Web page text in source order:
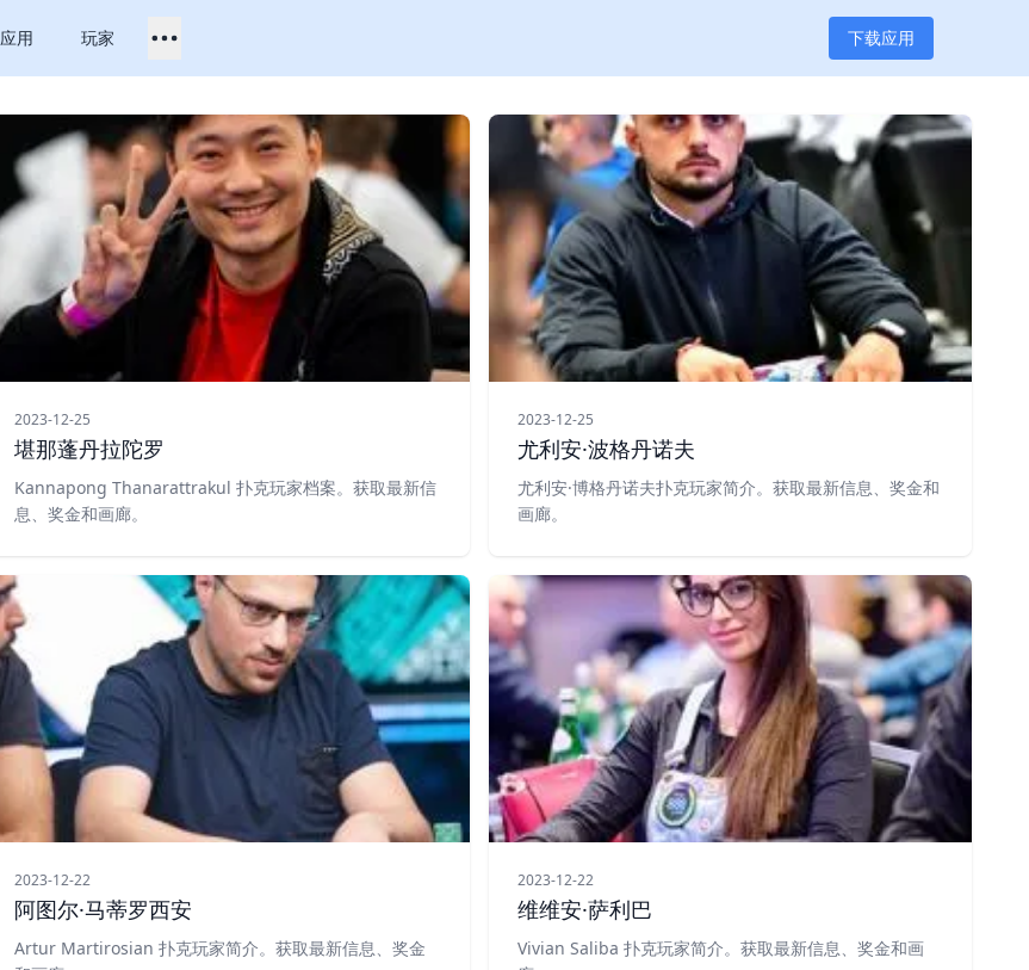
应用 玩家 下载应用
2023-12-25
堪那蓬丹拉陀罗
Kannapong Thanarattrakul 扑克玩家档案。获取最新信
息、奖金和画廊。
2023-12-25
尤利安·波格丹诺夫
尤利安·博格丹诺夫扑克玩家简介。获取最新信息、奖金和
画廊。
2023-12-22
阿图尔·马蒂罗西安
Artur Martirosian 扑克玩家简介。获取最新信息、奖金
2023-12-22
维维安·萨利巴
Vivian Saliba 扑克玩家简介。获取最新信息、奖金和画